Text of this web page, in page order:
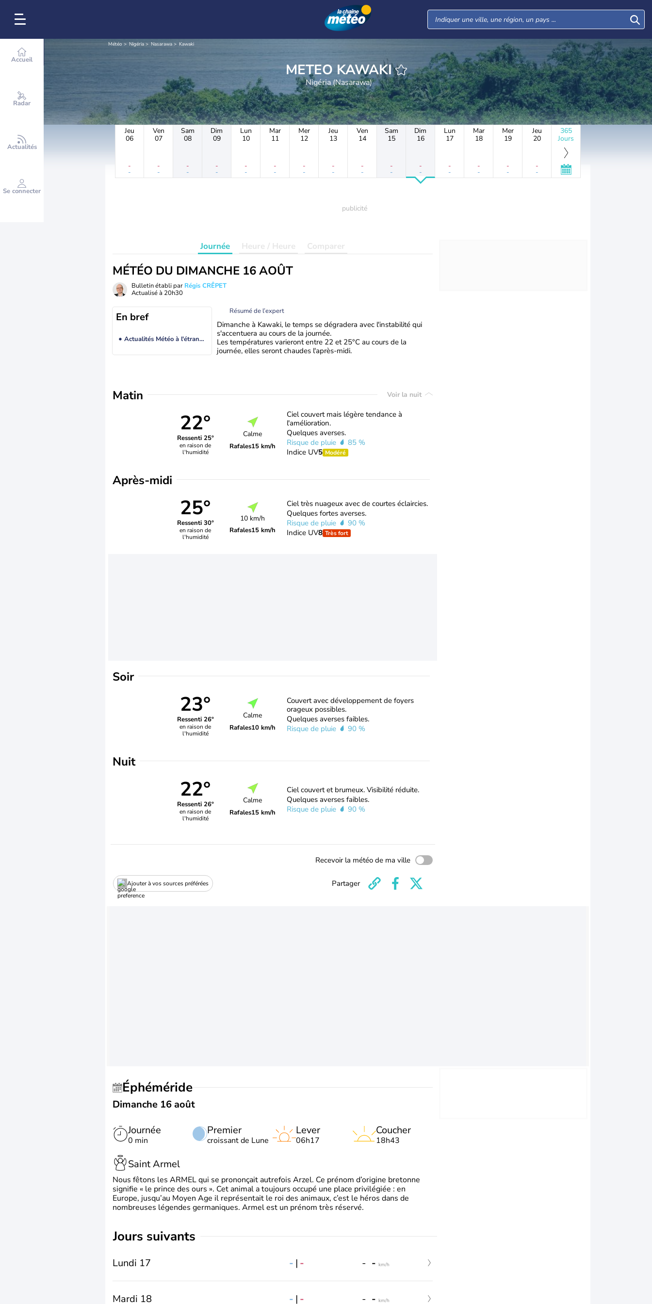
Accueil
Radar
Actualités
Se connecter
Météo Nigéria Nasarawa Kawaki
METEO KAWAKI
Nigéria (Nasarawa)
Jeu
06
-
-
Ven
07
-
-
Sam
08
-
-
Dim
09
-
-
Lun
10
-
-
Mar
11
-
-
Mer
12
-
-
Jeu
13
-
-
Ven
14
-
-
Sam
15
-
-
Dim
16
-
-
Lun
17
-
-
Mar
18
-
-
Mer
19
-
-
Jeu
20
-
-
365
Jours
Journée Heure / Heure Comparer
MÉTÉO DU DIMANCHE 16 AOÛT
Bulletin établi par Régis CRÊPET
Actualisé à 20h30
En bref
Actualités Météo à l'étranger
Résumé de l’expert
Dimanche à Kawaki, le temps se dégradera avec l'instabilité qui
s'accentuera au cours de la journée.
Les températures varieront entre 22 et 25°C au cours de la
journée, elles seront chaudes l'après-midi.
Matin Voir la nuit
22°
Ressenti 25°
en raison de
l'humidité
Calme
Rafales15 km/h
Ciel couvert mais légère tendance à
l'amélioration.
Quelques averses.
Risque de pluie
85 %
Indice UV5 Modéré
Après-midi
25°
Ressenti 30°
en raison de
l'humidité
10 km/h
Rafales15 km/h
Ciel très nuageux avec de courtes éclaircies.
Quelques fortes averses.
Risque de pluie
90 %
Indice UV8 Très fort
Soir
23°
Ressenti 26°
en raison de
l'humidité
Calme
Rafales10 km/h
Couvert avec développement de foyers
orageux possibles.
Quelques averses faibles.
Risque de pluie
90 %
Nuit
22°
Ressenti 26°
en raison de
l'humidité
Calme
Rafales15 km/h
Ciel couvert et brumeux. Visibilité réduite.
Quelques averses faibles.
Risque de pluie
90 %
Recevoir la météo de ma ville
Ajouter à vos sources préférées Partager
Éphéméride
Dimanche 16 août
Journée
0 min
Premier
croissant de Lune
Lever
06h17
Coucher
18h43
Saint Armel
Nous fêtons les ARMEL qui se prononçait autrefois Arzel. Ce prénom d’origine bretonne
signifie « le prince des ours ». Cet animal a toujours occupé une place privilégiée : en
Europe, jusqu’au Moyen Age il représentait le roi des animaux, c’est le héros dans de
nombreuses légendes germaniques. Armel est un prénom très réservé.
jours suivants
Lundi 17 - | - - - km/h
Mardi 18 - | - - - km/h